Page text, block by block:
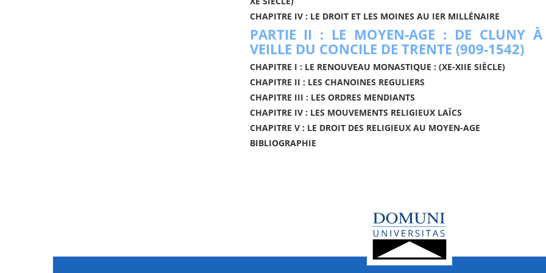
CHAPITRE IV : LE DROIT ET LES MOINES AU IER MILLÉNAIRE
PARTIE II : LE MOYEN-AGE : DE CLUNY
VEILLE DU CONCILE DE TRENTE (909-1542)
CHAPITRE I : LE RENOUVEAU MONASTIQUE : (XE-XIIE SIÈCLE)
CHAPITRE II : LES CHANOINES REGULIERS
CHAPITRE III : LES ORDRES MENDIANTS
CHAPITRE IV : LES MOUVEMENTS RELIGIEUX LAÏCS
CHAPITRE V : LE DROIT DES RELIGIEUX AU MOYEN-AGE
BIBLIOGRAPHIE